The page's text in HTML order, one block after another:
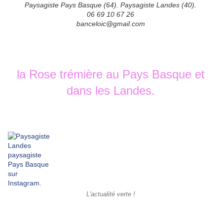
Paysagiste Pays Basque (64). Paysagiste Landes (40).
06 69 10 67 26
banceloic@gmail.com
la Rose trémière au Pays Basque et
dans les Landes.
L'actualité verte !